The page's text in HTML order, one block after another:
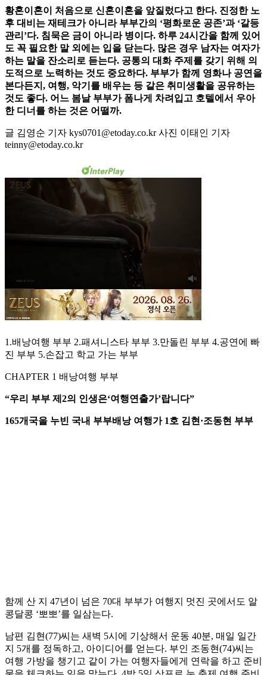
황혼이혼이 처음으로 신혼이혼을 앞질렀다고 한다. 진정한 노
후 대비는 재테크가 아니라 부부간의 ‘평화로운 공존’과 ‘갈등
관리’다. 침묵은 금이 아니라 병이다. 하루 24시간을 함께 있어
도 꼭 필요한 말 외에는 입을 닫는다. 많은 경우 남자는 여자가
하는 말을 잔소리로 듣는다. 공통의 대화 주제를 갖기 위해 의
도적으로 노력하는 것도 중요하다. 부부가 함께 영화나 공연을
본다든지, 여행, 악기를 배우는 등 같은 취미생활을 공유하는
것도 좋다. 어느 봄날 부부가 폼나게 차려입고 호텔에서 우아
한 디너를 하는 것은 어떨까.
글 김영순 기자 kys0701@etoday.co.kr 사진 이태인 기자
teinny@etoday.co.kr
1.배낭여행 부부 2.패셔니스타 부부 3.만돌린 부부 4.공연에 빠
진 부부 5.손잡고 학교 가는 부부
CHAPTER 1 배낭여행 부부
“우리 부부 제2의 인생은‘여행연출가’랍니다”
165개국을 누빈 국내 부부배낭 여행가 1호 김현·조동현 부부
함께 산 지 47년이 넘은 70대 부부가 여행지 멋진 곳에서도 알
콩달콩 ‘뽀뽀’를 일삼는다.
남편 김현(77)씨는 새벽 5시에 기상해서 운동 40분, 매일 일간
지 5개를 정독하고, 아이디어를 얻는다. 부인 조동현(74)씨는
여행 가방을 챙기고 같이 가는 여행자들에게 연락을 하고 준비